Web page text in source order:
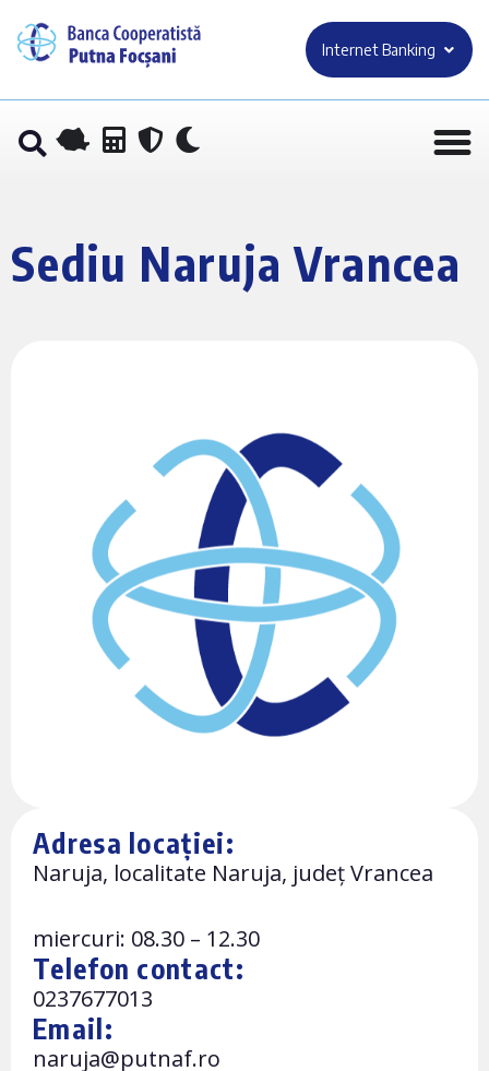
Internet Banking
Sediu Naruja Vrancea
Adresa locației:
Naruja, localitate Naruja, județ Vrancea
miercuri: 08.30 – 12.30
Telefon contact:
0237677013
Email:
naruja@putnaf.ro